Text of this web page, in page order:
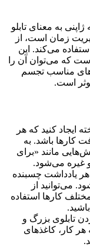
به معنای تابلو
زمان است، از
می‌کند. این
می‌توان آن را
مناسب تجسم
کنید که هر
باشد. به
مانند «برای
می‌شود.
چسبنده
از
کارها استفاده
بزرگ و
کاغذهای